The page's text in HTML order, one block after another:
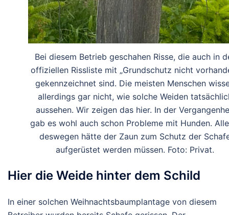
Bei diesem Betrieb geschahen Risse, die auch in
offiziellen Rissliste mit „Grundschutz nicht
gekennzeichnet sind. Die meisten Menschen
allerdings gar nicht, wie solche Weiden
aussehen. Wir zeigen das hier. In der
gab es wohl auch schon Probleme mit Hunden.
deswegen hätte der Zaun zum Schutz der
aufgerüstet werden müssen. Foto: Privat.
Hier die Weide hinter dem Schild
In einer solchen Weihnachtsbaumplantage von diesem